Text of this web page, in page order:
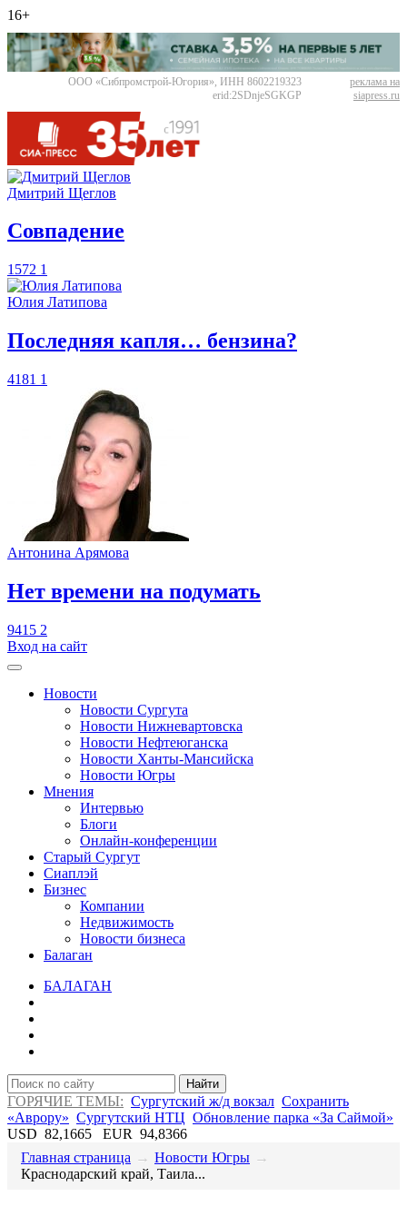
16+
ООО «Сибпромстрой-Югория», ИНН 8602219323
erid:2SDnjeSGKGP
реклама на
siapress.ru
Дмитрий Щеглов
​Совпадение
1572 1
Юлия Латипова
​Последняя капля… бензина?
4181 1
Антонина Арямова
​Нет времени на подумать
9415 2
Вход на сайт
Новости
Новости Сургута
Новости Нижневартовска
Новости Нефтеюганска
Новости Ханты-Мансийска
Новости Югры
Мнения
Интервью
Блоги
Онлайн-конференции
Старый Сургут
Сиаплэй
Бизнес
Компании
Недвижимость
Новости бизнеса
Балаган
БАЛАГАН
Найти
ГОРЯЧИЕ ТЕМЫ: Сургутский ж/д вокзал Сохранить
«Аврору» Сургутский НТЦ Обновление парка «За Саймой»
USD 82,1665 EUR 94,8366
Главная страница → Новости Югры →
​Краснодарский край, Таила...